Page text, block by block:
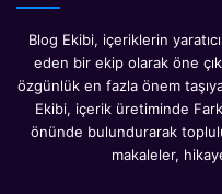
Blog Ekibi, içeriklerin
eden bir ekip olarak öne
özgünlük en fazla önem
Ekibi, içerik üretiminde
önünde bulundurarak
makaleler,